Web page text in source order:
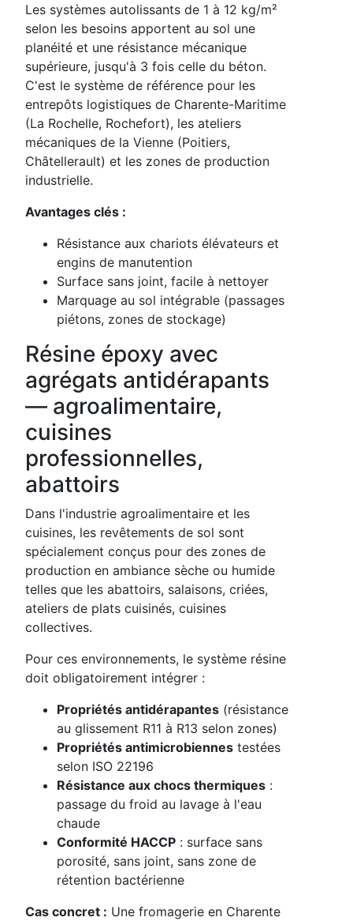
Les systèmes autolissants de 1 à 12 kg/m²
selon les besoins apportent au sol une
planéité et une résistance mécanique
supérieure, jusqu'à 3 fois celle du béton.
C'est le système de référence pour les
entrepôts logistiques de Charente-Maritime
(La Rochelle, Rochefort), les ateliers
mécaniques de la Vienne (Poitiers,
Châtellerault) et les zones de production
industrielle.
Avantages clés :
Résistance aux chariots élévateurs et
engins de manutention
Surface sans joint, facile à nettoyer
Marquage au sol intégrable (passages
piétons, zones de stockage)
Résine époxy avec
agrégats antidérapants
— agroalimentaire,
cuisines
professionnelles,
abattoirs
Dans l'industrie agroalimentaire et les
cuisines, les revêtements de sol sont
spécialement conçus pour des zones de
production en ambiance sèche ou humide
telles que les abattoirs, salaisons, criées,
ateliers de plats cuisinés, cuisines
collectives.
Pour ces environnements, le système résine
doit obligatoirement intégrer :
Propriétés antidérapantes (résistance
au glissement R11 à R13 selon zones)
Propriétés antimicrobiennes testées
selon ISO 22196
Résistance aux chocs thermiques :
passage du froid au lavage à l'eau
chaude
Conformité HACCP : surface sans
porosité, sans joint, sans zone de
rétention bactérienne
Cas concret : Une fromagerie en Charente